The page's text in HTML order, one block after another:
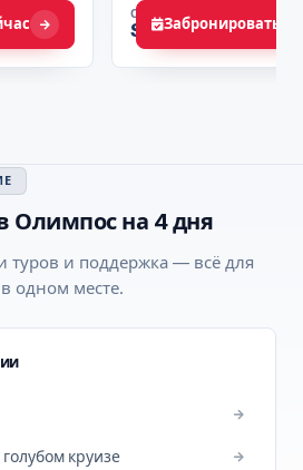
ОТ
$ 68Забронировать
Олимпос на 4 дня
туров и поддержка — всё для
одном месте.
круизе